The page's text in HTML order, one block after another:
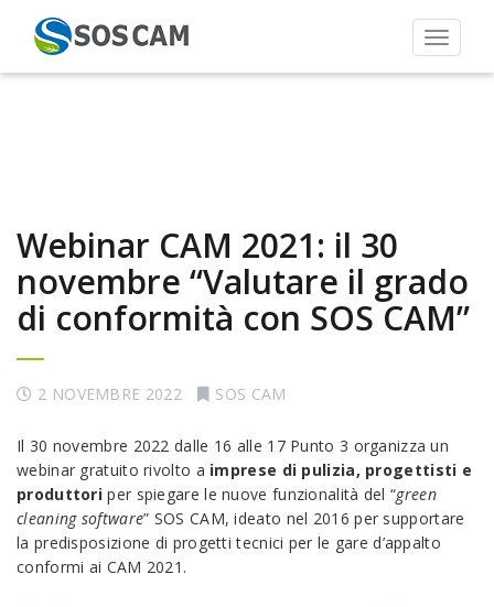
Toggle
Webinar CAM 2021: il 30
novembre “Valutare il grado
di conformità con SOS CAM”
2 NOVEMBRE 2022 SOS CAM
Il 30 novembre 2022 dalle 16 alle 17 Punto 3 organizza un
webinar gratuito rivolto a imprese di pulizia, progettisti e
produttoriper spiegare le nuove funzionalità del “green
cleaning software” SOS CAM, ideato nel 2016 per supportare
la predisposizione di progetti tecnici per le gare d’appalto
conformi ai CAM 2021.